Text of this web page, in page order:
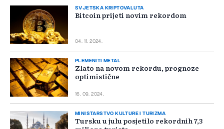
SVJETSKA KRIPTOVALUTA
Bitcoin prijeti novim rekordom
04. 11. 2024.
PLEMENITI METAL
Zlato na novom rekordu, prognoze
optimistične
16. 09. 2024.
MINISTARSTVO KULTURE I TURIZMA
Tursku u julu posjetilo rekordnih 7,3